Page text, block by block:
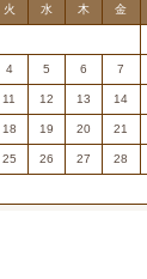
火 水 木 金
4 5 6 7
11 12 13 14
18 19 20 21
25 26 27 28